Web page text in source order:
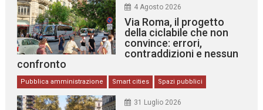
4 Agosto 2026
Via Roma, il progetto
della ciclabile che non
convince: errori,
contraddizioni e nessun
confronto
Pubblica amministrazione Smart cities Spazi pubblici
31 Luglio 2026